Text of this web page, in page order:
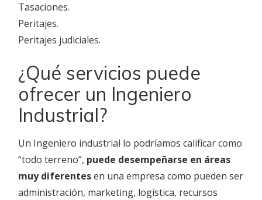
Tasaciones.
Peritajes.
Peritajes judiciales.
¿Qué servicios puede
ofrecer un Ingeniero
Industrial?
Un Ingeniero industrial lo podríamos calificar como
“todo terreno”, puede desempeñarse en áreas
muy diferentesen una empresa como pueden ser
administración, marketing, logística, recursos